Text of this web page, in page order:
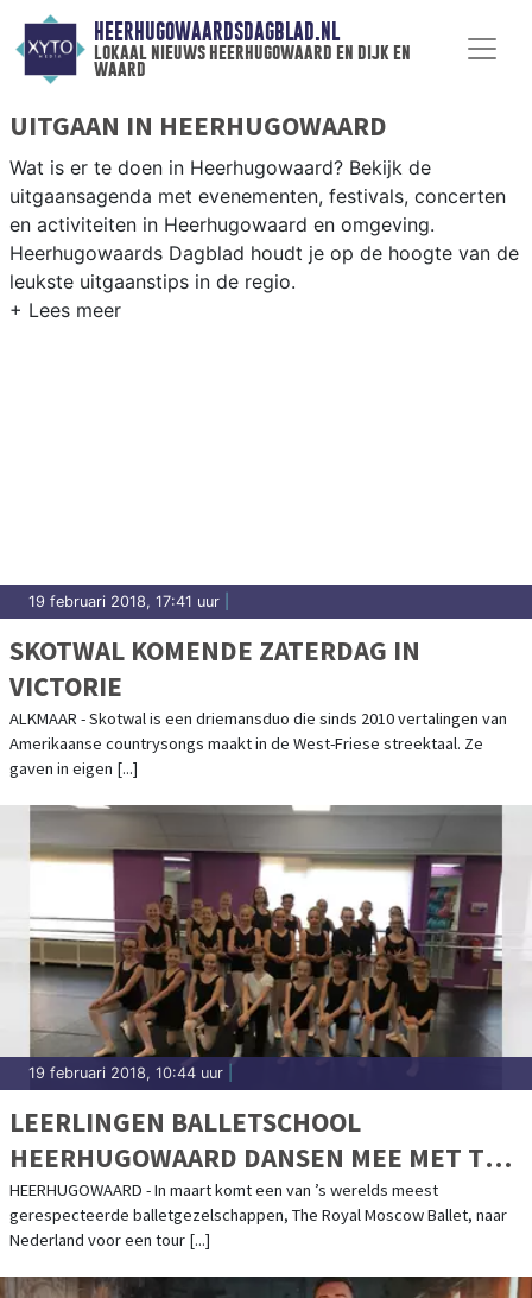
HEERHUGOWAARDSDAGBLAD.NL
lokaal nieuws heerhugowaard en dijk en
waard
UITGAAN IN HEERHUGOWAARD
Wat is er te doen in Heerhugowaard? Bekijk de
uitgaansagenda met evenementen, festivals, concerten
en activiteiten in Heerhugowaard en omgeving.
Heerhugowaards Dagblad houdt je op de hoogte van de
leukste uitgaanstips in de regio.
19 februari 2018, 17:41 uur
SKOTWAL KOMENDE ZATERDAG IN
VICTORIE
ALKMAAR - Skotwal is een driemansduo die sinds 2010 vertalingen van
Amerikaanse countrysongs maakt in de West-Friese streektaal. Ze
gaven in eigen [...]
19 februari 2018, 10:44 uur
LEERLINGEN BALLETSCHOOL
HEERHUGOWAARD DANSEN MEE MET THE
ROYAL MOSCOW BALLET IN COOL
HEERHUGOWAARD - In maart komt een van ’s werelds meest
gerespecteerde balletgezelschappen, The Royal Moscow Ballet, naar
Nederland voor een tour [...]